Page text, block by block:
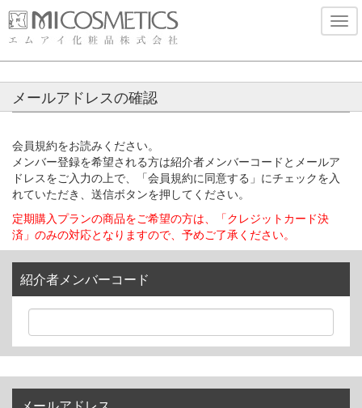
三
メールアドレスの確認
会員規約をお読みください。
メンバー登録を希望される方は紹介者メンバーコードとメールア
ドレスをご入力の上で、「会員規約に同意する」にチェックを入
れていただき、送信ボタンを押してください。
定期購入プランの商品をご希望の方は、「クレジットカード決
済」のみの対応となりますので、予めご了承ください。
紹介者メンバーコード